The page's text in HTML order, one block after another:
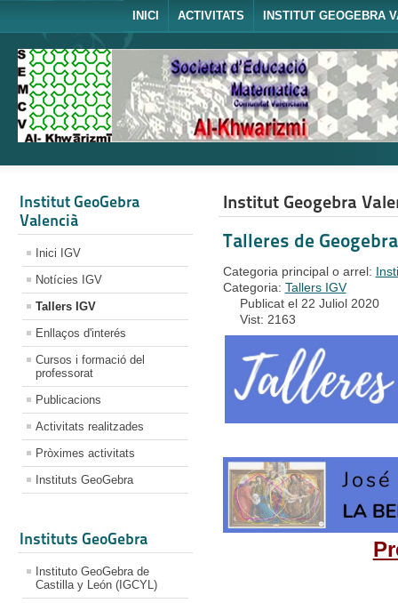
INICI ACTIVITATS INSTITUT GEOGEBRA
Institut GeoGebra
Valencià
Inici IGV
Notícies IGV
Tallers IGV
Enllaços d'interés
Cursos i formació del
professorat
Publicacions
Activitats realitzades
Pròximes activitats
Instituts GeoGebra
Instituts GeoGebra
Instituto GeoGebra de
Castilla y León (IGCYL)
Institut Geogebra
Talleres de
Categoria principal o arrel:
Categoria: Tallers IGV
Publicat el 22 Juliol 2020
Vist: 2163